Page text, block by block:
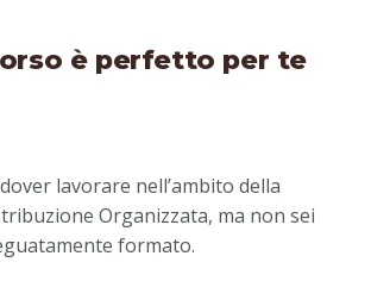
è perfetto per te
lavorare nell’ambito della
Organizzata, ma non sei
formato.